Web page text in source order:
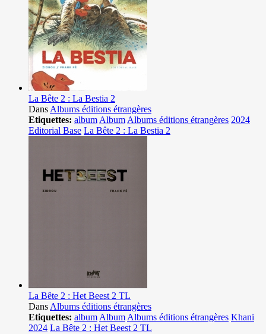
La Bête 2 : La Bestia 2
Dans Albums éditions étrangères
Etiquettes: album Album Albums éditions étrangères 2024
Editorial Base La Bête 2 : La Bestia 2
La Bête 2 : Het Beest 2 TL
Dans Albums éditions étrangères
Etiquettes: album Album Albums éditions étrangères Khani
2024 La Bête 2 : Het Beest 2 TL